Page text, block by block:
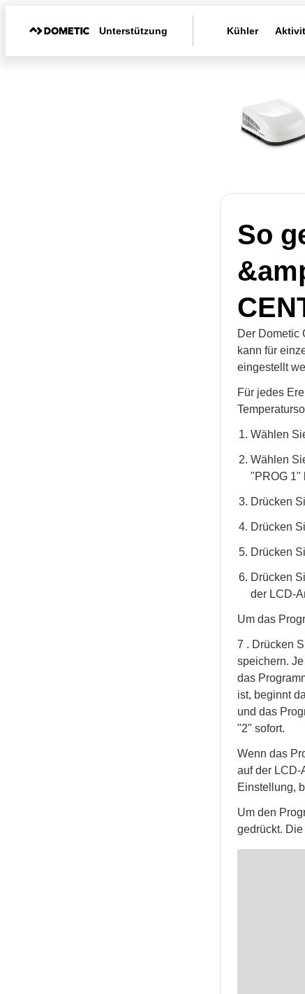
Unterstützung Kühler
So
Der Dometic
kann für
eingestellt
Für jedes
Wählen
Wählen
"PROG 1"
Drücken
Drücken
Drücken
Drücken
der LCD-
Um das
7 . Drücken
speichern.
das
ist, beginnt
und das
"2" sofort.
Wenn das
auf der LCD-
Einstellung,
Um den
gedrückt.